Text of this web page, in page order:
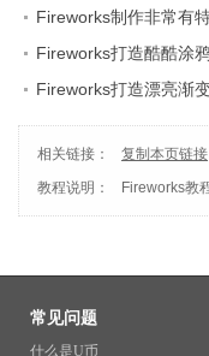
Fireworks制作非常有
Fireworks打造酷酷涂
Fireworks打造漂亮渐
相关链接： 复制本页链接
教程说明：
Fireworks教
常见问题
什么是U币